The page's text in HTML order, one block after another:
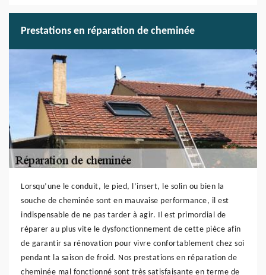
Prestations en réparation de cheminée
Lorsqu’une le conduit, le pied, l’insert, le solin ou bien la
souche de cheminée sont en mauvaise performance, il est
indispensable de ne pas tarder à agir. Il est primordial de
réparer au plus vite le dysfonctionnement de cette pièce afin
de garantir sa rénovation pour vivre confortablement chez soi
pendant la saison de froid. Nos prestations en réparation de
cheminée mal fonctionné sont très satisfaisante en terme de